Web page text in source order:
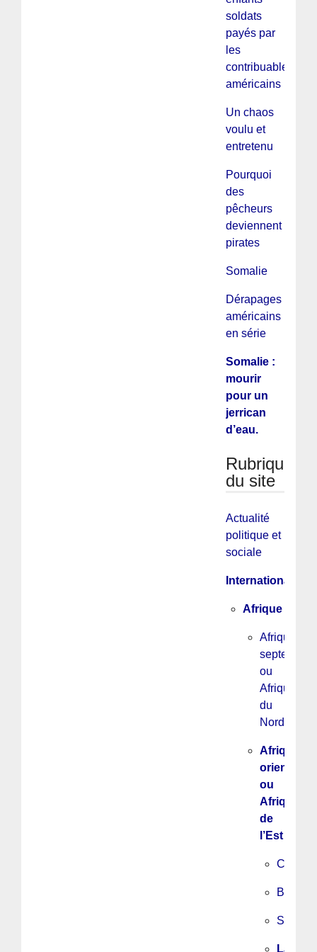
soldats
payés par
les
contribuables
américains
Un chaos
voulu et
entretenu
Pourquoi
des
pêcheurs
deviennent
pirates
Somalie
Dérapages
américains
en série
Somalie :
mourir
pour un
jerrican
d’eau.
Rubriques
du site
Actualité
politique et
sociale
International
Afrique
Afrique
ou
Afrique
du
Nord
Afrique
orientale
ou
Afrique
de
l’Est
Burundi
Soudan
La